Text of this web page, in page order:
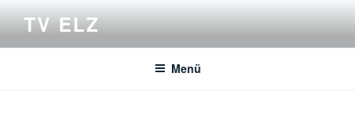
springen
TV ELZ
Menü